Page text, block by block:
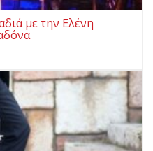
με την Ελένη